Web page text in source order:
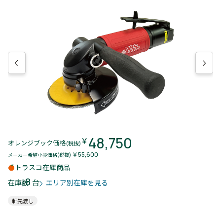
オレンジブック価格(税抜) ￥48,750
メーカー希望小売価格(税抜) ￥55,600
トラスコ在庫商品
在庫数8 台 エリア別在庫を見る
軒先渡し